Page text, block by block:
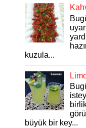
kuzula...
büyük bir key...